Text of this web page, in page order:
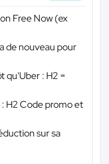
Free Now (ex
de nouveau pour
qu'Uber : H2 =
H2 Code promo et
sur sa